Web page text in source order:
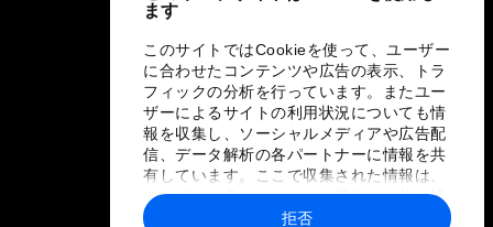
ます
このサイトではCookieを使って、ユーザー
に合わせたコンテンツや広告の表示、トラ
フィックの分析を行っています。またユー
ザーによるサイトの利用状況についても情
報を収集し、ソーシャルメディアや広告配
信、データ解析の各パートナーに情報を共
有しています。ここで収集された情報は、
ユーザーが各パートナーに提供した他の情
報や各パートナーのサービスを使用した際
拒否